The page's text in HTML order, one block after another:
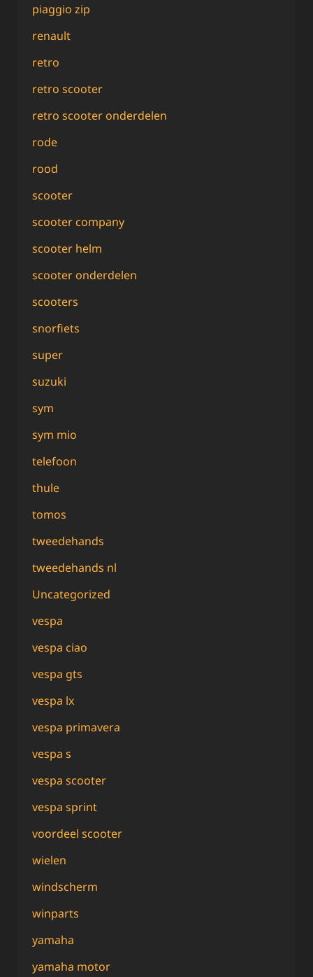
piaggio zip
renault
retro
retro scooter
retro scooter onderdelen
rode
rood
scooter
scooter company
scooter helm
scooter onderdelen
scooters
snorfiets
super
suzuki
sym
sym mio
telefoon
thule
tomos
tweedehands
tweedehands nl
Uncategorized
vespa
vespa ciao
vespa gts
vespa lx
vespa primavera
vespa s
vespa scooter
vespa sprint
voordeel scooter
wielen
windscherm
winparts
yamaha
yamaha motor